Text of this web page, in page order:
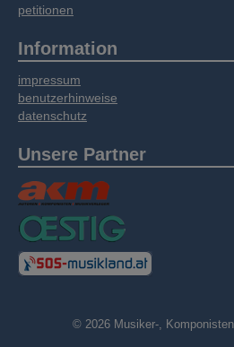
petitionen
Information
impressum
benutzerhinweise
datenschutz
Unsere Partner
© 2026 Musiker-,